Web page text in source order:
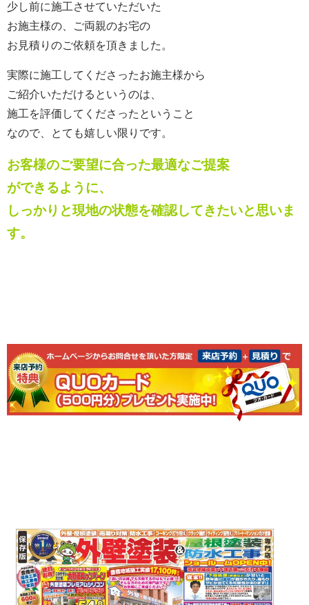
少し前に施工させていただいた
お施主様の、ご両親のお宅の
お見積りのご依頼を頂きました。
実際に施工してくださったお施主様から
ご紹介いただけるというのは、
施工を評価してくださったということ
なので、とても嬉しい限りです。
お客様のご要望に合った最適なご提案
ができるように、
しっかりと現地の状態を確認してきたいと思いま
す。